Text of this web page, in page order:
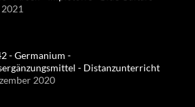
- Germanium -
- Distanzunterricht
2020